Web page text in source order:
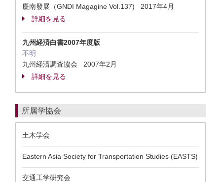
慶南發展（GNDI Magagine Vol.137) 2017年4月
詳細を見る
九州経済白書2007年度版
不明
九州経済調査協会 2007年2月
詳細を見る
所属学協会
土木学会
Eastern Asia Society for Transportation Studies (EASTS)
交通工学研究会